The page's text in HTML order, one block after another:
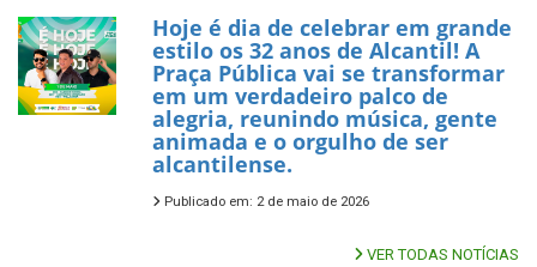
Hoje é dia de celebrar em grande
estilo os 32 anos de Alcantil! A
Praça Pública vai se transformar
em um verdadeiro palco de
alegria, reunindo música, gente
animada e o orgulho de ser
alcantilense.
Publicado em: 2 de maio de 2026
VER TODAS NOTÍCIAS